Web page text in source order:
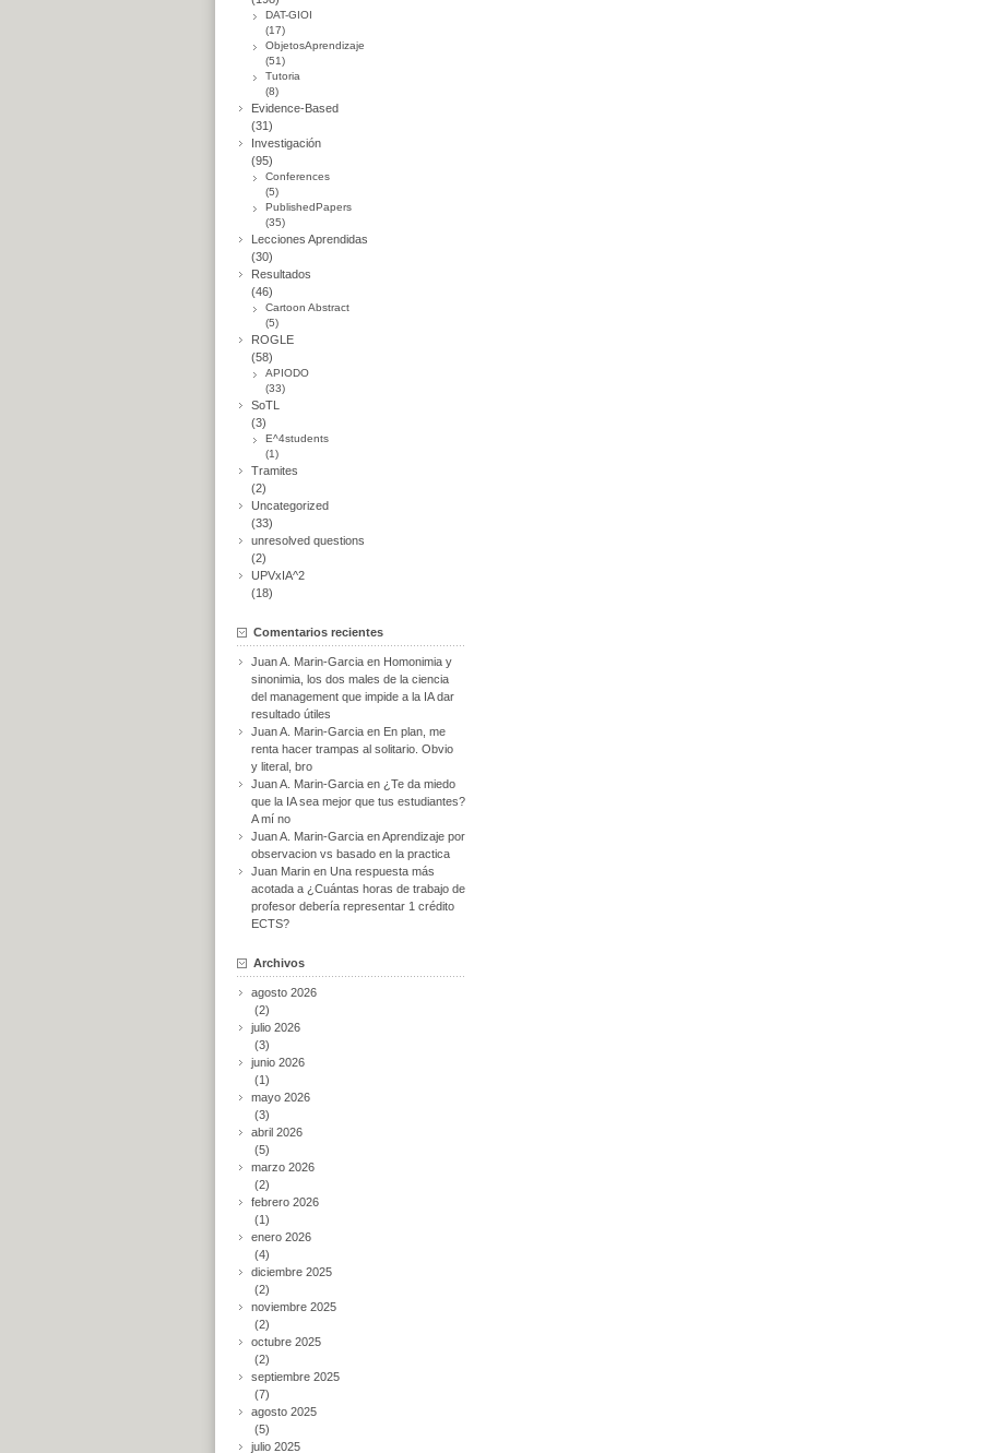
DAT-GIOI
(17)
ObjetosAprendizaje
(51)
Tutoria
(8)
Evidence-Based
(31)
Investigación
(95)
Conferences
(5)
PublishedPapers
(35)
Lecciones Aprendidas
(30)
Resultados
(46)
Cartoon Abstract
(5)
ROGLE
(58)
APIODO
(33)
SoTL
(3)
E^4students
(1)
Tramites
(2)
Uncategorized
(33)
unresolved questions
(2)
UPVxIA^2
(18)
Comentarios recientes
Juan A. Marin-Garcia en Homonimia y
sinonimia, los dos males de la ciencia
del management que impide a la IA dar
resultado útiles
Juan A. Marin-Garcia en En plan, me
renta hacer trampas al solitario. Obvio
y literal, bro
Juan A. Marin-Garcia en ¿Te da miedo
que la IA sea mejor que tus estudiantes?
A mí no
Juan A. Marin-Garcia enAprendizaje por
observacion vs basado en la practica
Juan Marin en Una respuesta más
acotada a ¿Cuántas horas de trabajo de
profesor debería representar 1 crédito
ECTS?
Archivos
agosto 2026
(2)
julio 2026
(3)
junio 2026
(1)
mayo 2026
(3)
abril 2026
(5)
marzo 2026
(2)
febrero 2026
(1)
enero 2026
(4)
diciembre 2025
(2)
noviembre 2025
(2)
octubre 2025
(2)
septiembre 2025
(7)
agosto 2025
(5)
julio 2025